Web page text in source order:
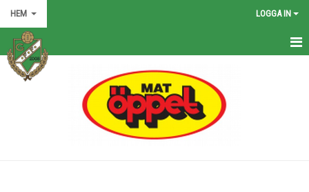
HEM LOGGA IN
HEM